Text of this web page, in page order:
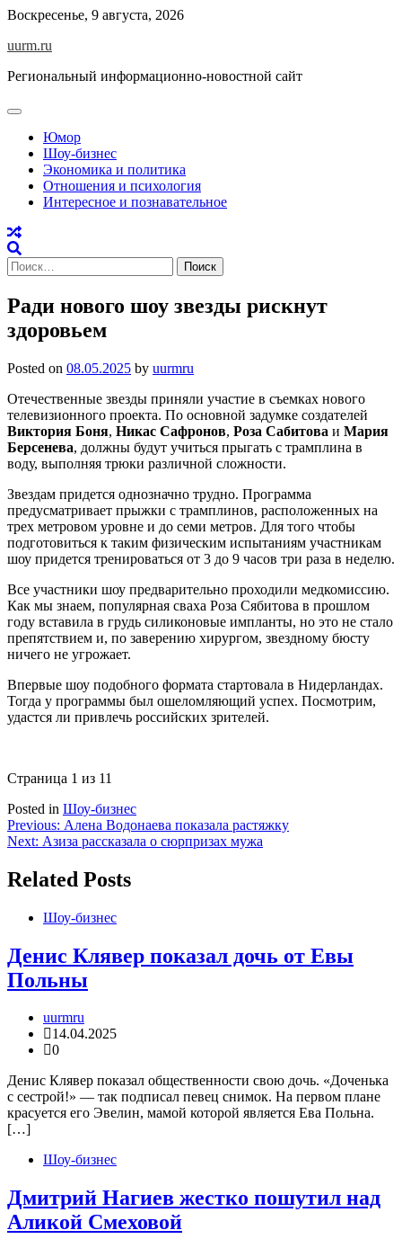
Skip
content
Воскресенье, 9 августа, 2026
uurm.ru
Региональный информационно-новостной сайт
Юмор
Шоу-бизнес
Экономика и политика
Отношения и психология
Интересное и познавательное
Найти:
Ради нового шоу звезды рискнут
здоровьем
Posted on 08.05.2025 by uurmru
Отечественные звезды приняли участие в съемках нового
телевизионного проекта. По основной задумке создателей
Виктория Боня, Никас Сафронов, Роза Сабитова и Мария
Берсенева, должны будут учиться прыгать с трамплина в
воду, выполняя трюки различной сложности.
Звездам придется однозначно трудно. Программа
предусматривает прыжки с трамплинов, расположенных на
трех метровом уровне и до семи метров. Для того чтобы
подготовиться к таким физическим испытаниям участникам
шоу придется тренироваться от 3 до 9 часов три раза в неделю.
Все участники шоу предварительно проходили медкомиссию.
Как мы знаем, популярная сваха Роза Сябитова в прошлом
году вставила в грудь силиконовые импланты, но это не стало
препятствием и, по заверению хирургом, звездному бюсту
ничего не угрожает.
Впервые шоу подобного формата стартовала в Нидерландах.
Тогда у программы был ошеломляющий успех. Посмотрим,
удастся ли привлечь российских зрителей.
Страница 1 из 11
Posted in Шоу-бизнес
Навигация
по
записям
Previous: Алена Водонаева показала растяжку
Next: Азиза рассказала о сюрпризах мужа
Related Posts
Шоу-бизнес
Денис Клявер показал дочь от Евы
Польны
uurmru
14.04.2025
0
Денис Клявер показал общественности свою дочь. «Доченька
с сестрой!» — так подписал певец снимок. На первом плане
красуется его Эвелин, мамой которой является Ева Польна.
[…]
Шоу-бизнес
Дмитрий Нагиев жестко пошутил над
Аликой Смеховой